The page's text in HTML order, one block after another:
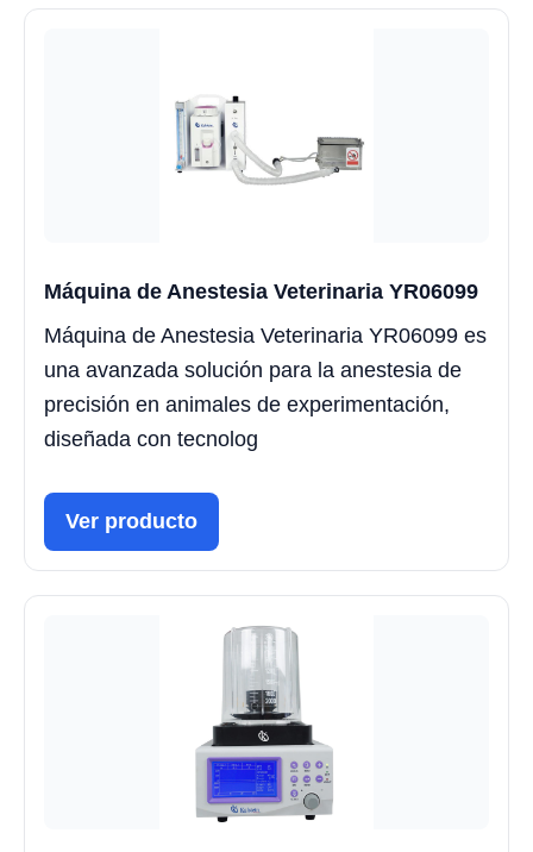
Máquina de Anestesia Veterinaria YR06099
Máquina de Anestesia Veterinaria YR06099 es
una avanzada solución para la anestesia de
precisión en animales de experimentación,
diseñada con tecnolog
Ver producto